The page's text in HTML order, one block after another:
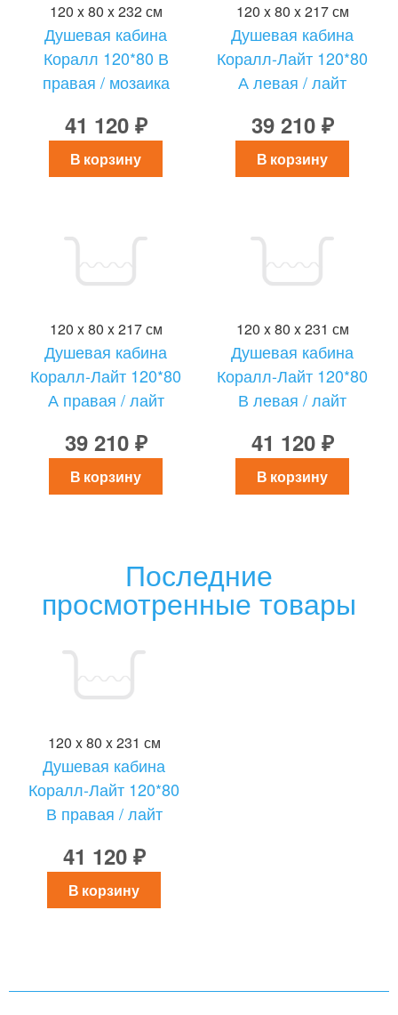
120 x 80 x 232 см
Душевая кабина
Коралл 120*80 В
правая / мозаика
41 120 ₽
В корзину
120 x 80 x 217 см
Душевая кабина
Коралл-Лайт 120*80
А левая / лайт
39 210 ₽
В корзину
120 x 80 x 217 см
Душевая кабина
Коралл-Лайт 120*80
А правая / лайт
39 210 ₽
В корзину
120 x 80 x 231 см
Душевая кабина
Коралл-Лайт 120*80
В левая / лайт
41 120 ₽
В корзину
Последние
просмотренные товары
120 x 80 x 231 см
Душевая кабина
Коралл-Лайт 120*80
В правая / лайт
41 120 ₽
В корзину